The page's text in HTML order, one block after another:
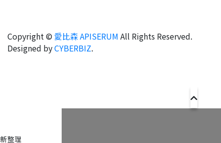
Copyright © 愛比森 APISERUM All Rights Reserved.
Designed byCYBERBIZ.
整理